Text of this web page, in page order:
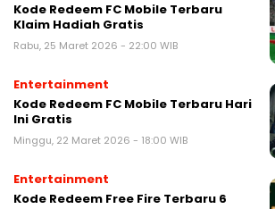
Kode Redeem FC Mobile Terbaru
Klaim Hadiah Gratis
Rabu, 25 Maret 2026 - 22:00 WIB
Entertainment
Kode Redeem FC Mobile Terbaru Hari
Ini Gratis
Minggu, 22 Maret 2026 - 18:00 WIB
Entertainment
Kode Redeem Free Fire Terbaru 6